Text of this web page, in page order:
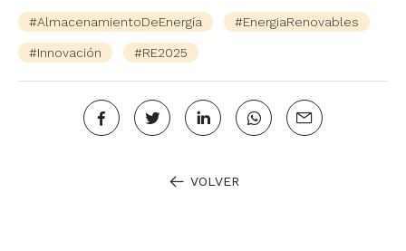
#AlmacenamientoDeEnergía #EnergiaRenovables
#Innovación #RE2025
VOLVER